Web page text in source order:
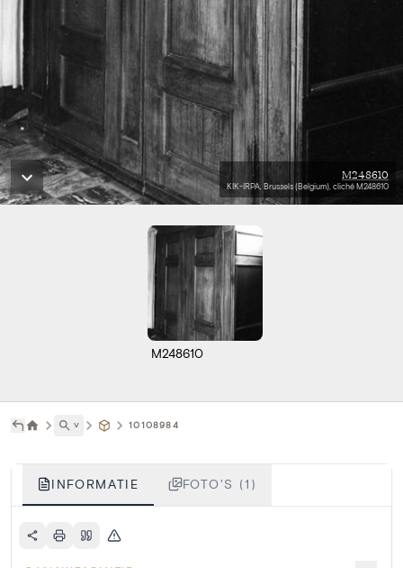
M248610
KIK-IRPA, Brussels (Belgium), cliché M248610
M248610
˅ 10108984
INFORMATIE FOTO'S (1)